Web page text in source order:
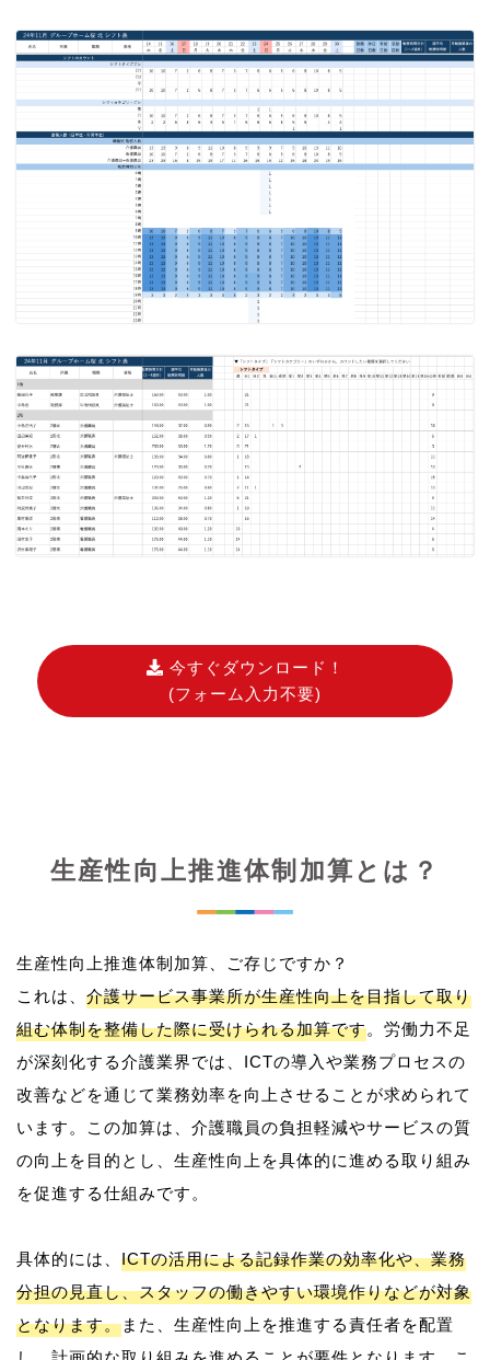
今すぐダウンロード！
(フォーム入力不要)
生産性向上推進体制加算とは？
生産性向上推進体制加算、ご存じですか？
これは、 介護サービス事業所が生産性向上を目指して取り
組む体制を整備した際に受けられる加算です。労働力不足
が深刻化する介護業界では、ICTの導入や業務プロセスの
改善などを通じて業務効率を向上させることが求められて
います。この加算は、介護職員の負担軽減やサービスの質
の向上を目的とし、生産性向上を具体的に進める取り組み
を促進する仕組みです。
具体的には、 ICTの活用による記録作業の効率化や、業務
分担の見直し、スタッフの働きやすい環境作りなどが対象
となります。また、生産性向上を推進する責任者を配置